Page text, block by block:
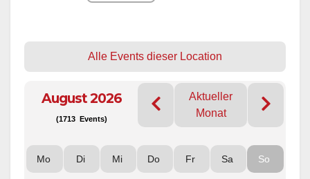
Alle Events dieser Location
August 2026
(1713 Events)
Aktueller
Monat
Mo Di Mi Do Fr Sa So